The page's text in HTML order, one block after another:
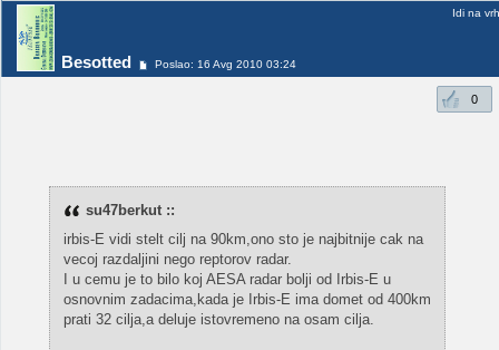
Besotted Poslao: 16 Avg 2010 03:24
Idi na vrh
0
su47berkut ::
irbis-E vidi stelt cilj na 90km,ono sto je najbitnije cak na
vecoj razdaljini nego reptorov radar.
I u cemu je to bilo koj AESA radar bolji od Irbis-E u
osnovnim zadacima,kada je Irbis-E ima domet od 400km
prati 32 cilja,a deluje istovremeno na osam cilja.